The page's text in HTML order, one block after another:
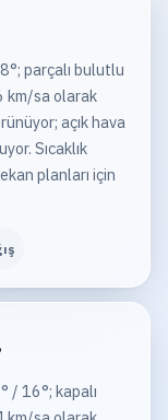
parçalı bulutlu
km/sa olarak
açık hava
Sıcaklık
planları için
/ 16°; kapalı